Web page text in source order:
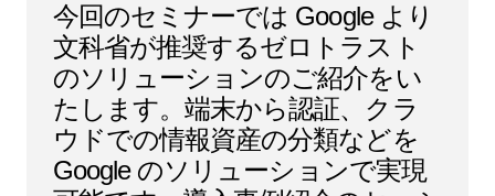
今回のセミナーでは Google より
文科省が推奨するゼロトラスト
のソリューションのご紹介をい
たします。端末から認証、クラ
ウドでの情報資産の分類などを
Google のソリューションで実現